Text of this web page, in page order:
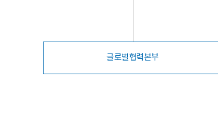
글로벌협력본부